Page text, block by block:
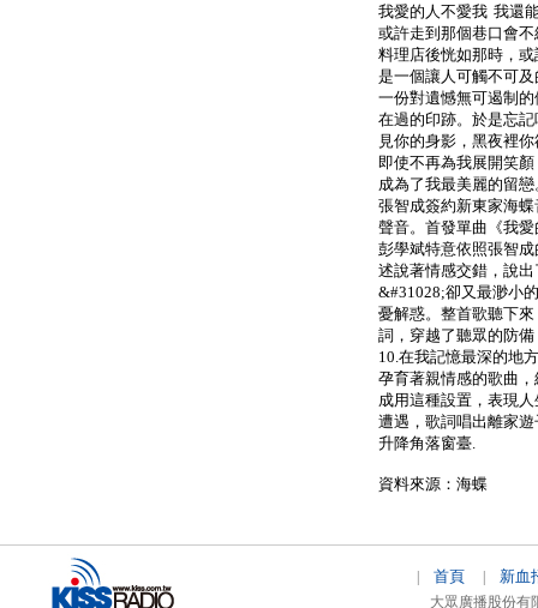
我愛的人不愛我 我還
或許走到那個巷口會
料理店後恍如那時，
是一個讓人可觸不可
一份對遺憾無可遏制
在過的印跡。於是忘
見你的身影，黑夜裡
即使不再為我展開笑
成為了我最美麗的留戀
張智成簽約新東家海
聲音。首發單曲《我
彭學斌特意依照張智
述說著情感交錯，說
&#31028;卻又最渺小
憂解惑。整首歌聽下
詞，穿越了聽眾的防
10.在我記憶最深的地
孕育著親情感的歌曲
成用這種設置，表現
遭遇，歌詞唱出離家
升降角落窗臺.
資料來源：海蝶
首頁 新血
大眾廣播股份有